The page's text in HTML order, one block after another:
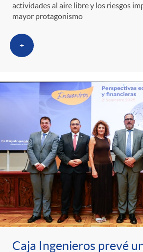
actividades al aire libre y los riesgos
mayor protagonismo
+
Caja Ingenieros prevé